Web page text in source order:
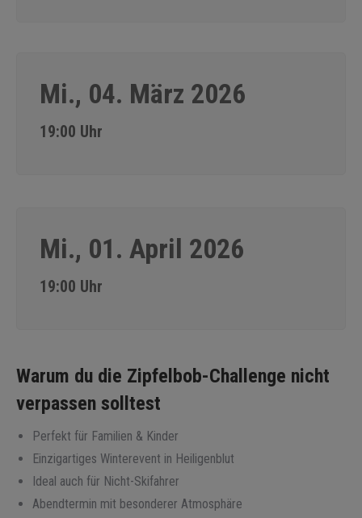
Mi., 04. März 2026
19:00 Uhr
Mi., 01. April 2026
19:00 Uhr
Warum du die Zipfelbob-Challenge nicht
verpassen solltest
Perfekt für Familien & Kinder
Einzigartiges Winterevent in Heiligenblut
Ideal auch für Nicht-Skifahrer
Abendtermin mit besonderer Atmosphäre